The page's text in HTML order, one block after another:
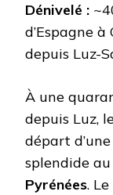
Dénivelé :
d’Espagne
depuis Luz-
À une
depuis Luz,
départ d’une
splendide
Pyrénées.